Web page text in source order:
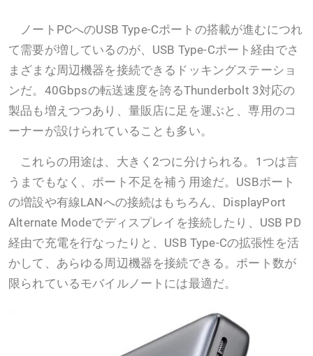
ノートPCへのUSB Type-Cポートの搭載が進むにつれ
て需要が増しているのが、USB Type-Cポート経由でさ
まざまな周辺機器を接続できるドッキングステーショ
ンだ。40Gbpsの転送速度を誇るThunderbolt 3対応の
製品も増えつつあり、量販店に足を運ぶと、専用のコ
ーナーが設けられていることも多い。
これらの用途は、大きく2つに分けられる。1つは言
うまでもなく、ポート不足を補う用途だ。USBポート
の増設や有線LANへの接続はもちろん、DisplayPort
Alternate Modeでディスプレイを接続したり、USB PD
経由で充電を行なったりと、USB Type-Cの拡張性を活
かして、あらゆる周辺機器を接続できる。ポート数が
限られているモバイルノートには最適だ。